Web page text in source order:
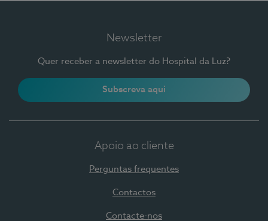
Newsletter
Quer receber a newsletter do Hospital da Luz?
Subscreva aqui
Apoio ao cliente
Perguntas frequentes
Contactos
Contacte-nos